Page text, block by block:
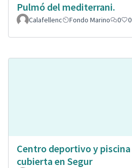
Pulmó del mediterrani.
Calafellenc
Fondo Marino 0 0
Centro deportivo y piscina
cubierta en Segur